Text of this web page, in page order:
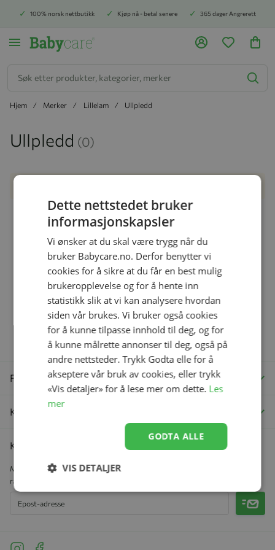
100% norsk nettbutikk Kjøp nå - betal senere 365 dager Angrerett
Hjem Merker Lillelam Ullpledd
Ullpledd (0)
Vi hjelper deg!
Norges største
babyutstyrkjede
Få først – betal
senere
Få hjelp
Kategorier
Kundeklubb
Meld deg inn i vår kundeklubb for å motta nyhetsbrev, eksklusive
rabattkuponger og samle bonuspoeng på hvert kjøp.
Meld
See our Instagram
See our Facebook
Dette nettstedet bruker
informasjonskapsler
Vi ønsker at du skal være trygg når du
bruker Babycare.no. Derfor benytter vi
cookies for å sikre at du får en best mulig
brukeropplevelse og for å hente inn
statistikk slik at vi kan analysere hvordan
siden vår brukes. Vi bruker også cookies
for å kunne tilpasse innhold til deg, og for
å kunne målrette annonser til deg, også på
andre nettsteder. Trykk Godta elle for å
akseptere vår bruk av cookies, eller trykk
«Vis detaljer» for å lese mer om dette. Les
mer
GODTA ALLE
VIS DETALJER